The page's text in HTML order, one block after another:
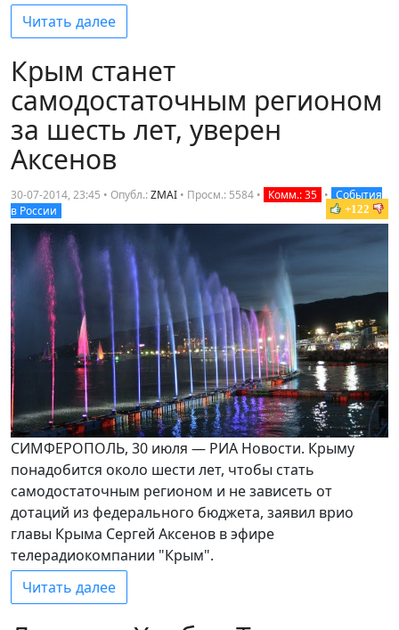
Читать далее
Крым станет
самодостаточным регионом
за шесть лет, уверен
Аксенов
30-07-2014, 23:45 • Опубл.:ZMAI • Просм.: 5584 • Комм.: 35 • События
в России
+122
СИМФЕРОПОЛЬ, 30 июля — РИА Новости. Крыму
понадобится около шести лет, чтобы стать
самодостаточным регионом и не зависеть от
дотаций из федерального бюджета, заявил врио
главы Крыма Сергей Аксенов в эфире
телерадиокомпании "Крым".
Читать далее